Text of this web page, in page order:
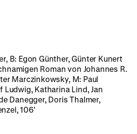
B: Egon Günther, Günter Kunert
Roman von Johannes R.
Marczinkowsky, M: Paul
Ludwig, Katharina Lind, Jan
Danegger, Doris Thalmer,
106’